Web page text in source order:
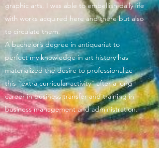
graphic arts, I was able to embellish daily life
with works acquired here and there but also
to circulate them.
A bachelor’s degree in antiquariat to
perfect my knowledge in art history has
materialized the desire to professionalize
this "extra curricular activity" after a long
career in business transfer and training in
business management and administration.